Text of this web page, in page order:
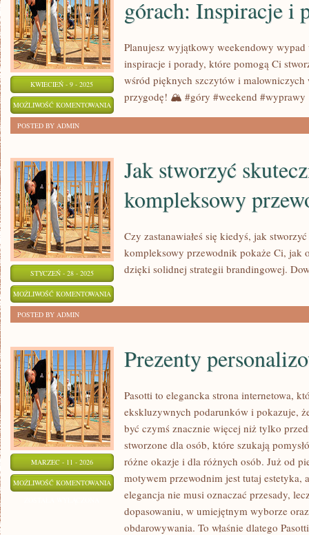
KWIECIEŃ - 9 - 2025
MOŻLIWOŚĆ KOMENTOWANIA WYJĄTKOWE
W
GÓRACH:
INSPIRACJE
ZOSTAŁA WYŁĄCZONA
górach: Inspiracje i
Planujesz wyjątkowy weekendowy wypad
inspiracje i porady, które pomogą Ci
wśród pięknych szczytów i malowniczych
przygodę! 🏔️ #góry #weekend #wyprawy
POSTED BY ADMIN
STYCZEŃ - 28 - 2025
MOŻLIWOŚĆ KOMENTOWANIA
MARKĘ:
KOMPLEKSOWY
ZOSTAŁA WYŁĄCZONA
Jak stworzyć
kompleksowy
Czy zastanawiałeś się kiedyś, jak
kompleksowy przewodnik pokaże Ci, jak
dzięki solidnej strategii brandingowej.
POSTED BY ADMIN
MARZEC - 11 - 2026
MOŻLIWOŚĆ KOMENTOWANIA PREZENTY
PERSONALIZOWANE
Prezenty
Pasotti to elegancka strona internetowa,
ekskluzywnych podarunków i pokazuje,
być czymś znacznie więcej niż tylko
stworzone dla osób, które szukają
różne okazje i dla różnych osób. Już od
motywem przewodnim jest tutaj estetyka,
elegancja nie musi oznaczać przesady,
dopasowaniu, w umiejętnym wyborze
obdarowywania. To właśnie dlatego